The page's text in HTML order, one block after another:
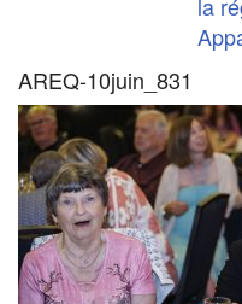
AREQ-10juin_831